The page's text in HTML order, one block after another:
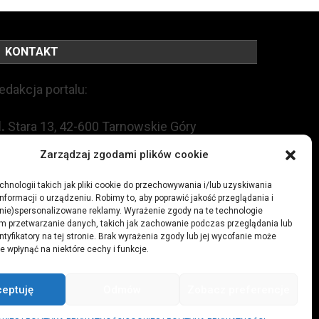
Zarządzaj zgodami plików cookie
takich jak pliki cookie do przechowywania i/lub uzyskiwania
o urządzeniu. Robimy to, aby poprawić jakość przeglądania i
reklamy. Wyrażenie zgody na te technologie
przetwarzanie danych, takich jak zachowanie podczas przeglądania lub
na tej stronie. Brak wyrażenia zgody lub jej wycofanie może
wpłynąć na niektóre cechy i funkcje.
KONTAKT
portalu:
Stara 13, 42-600 Tarnowskie Góry
+48 509 547 822
redakcja@czytamiwiem.pl
biuro@czytamiwiem.pl